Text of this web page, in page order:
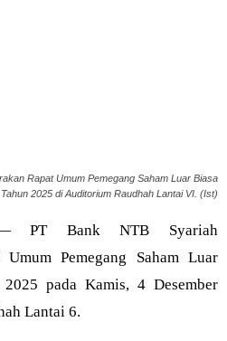
Rapat Umum Pemegang Saham Luar Biasa
2025 di Auditorium Raudhah Lantai VI. (Ist)
Bank NTB Syariah
Umum Pemegang Saham Luar
pada Kamis, 4 Desember
Lantai 6.